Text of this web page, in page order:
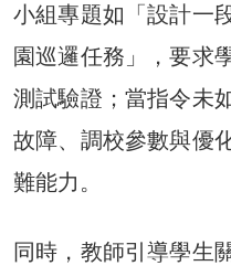
小組專題如「設計一
園巡邏任務」，要求
測試驗證；當指令未
故障、調校參數與優
難能力。
同時，教師引導學生